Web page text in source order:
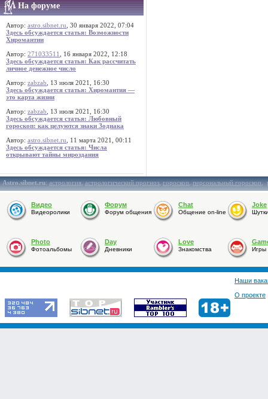
На форуме
Автор: astro.sibnet.ru , 30 января 2022, 07:04
Здесь обсуждается статья: Возможности
Хиромантии
Автор: 271033511
, 16 января 2022, 12:18
Здесь обсуждается статья: Как рассчитать
личное денежное число
Автор: zabzab , 13 июля 2021, 16:30
Здесь обсуждается статья: Хиромантия —
это карта жизни
Автор: zabzab , 13 июля 2021, 16:30
Здесь обсуждается статья: Любовный
гороскоп: как целуются знаки Зодиака
Автор: astro.sibnet.ru , 11 марта 2021, 00:11
Здесь обсуждается статья: Числа
открывают тайны мироздания
Astro.sibnet.ru:астрология,астрологический прогноз,гороскоп,персональный гороскоп,
Видео
Видеоролики
Форум
Форум общения
Chat
Общение on-line
Joke
Photo
Фотоальбомы
Day
Дневники
Love
Знакомства Игры
Наши
О проекте